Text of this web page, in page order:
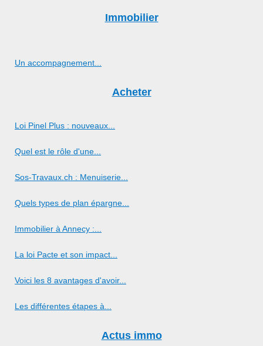
Immobilier
Un accompagnement...
Acheter
Loi Pinel Plus : nouveaux...
Quel est le rôle d'une...
Sos-Travaux.ch : Menuiserie...
Quels types de plan épargne...
Immobilier à Annecy :...
La loi Pacte et son impact...
Voici les 8 avantages d'avoir...
Les différentes étapes à...
Actus immo